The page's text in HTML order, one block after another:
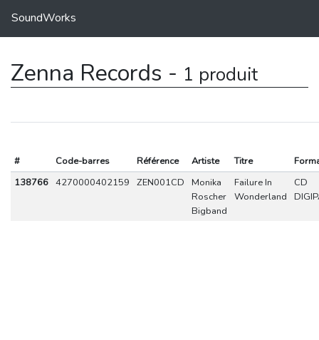
SoundWorks
Zenna Records - 1 produit
# Code-barres Référence Artiste Titre
138766 4270000402159 ZEN001CD
Monika
Roscher
Bigband
Failure In
Wonderland
CD